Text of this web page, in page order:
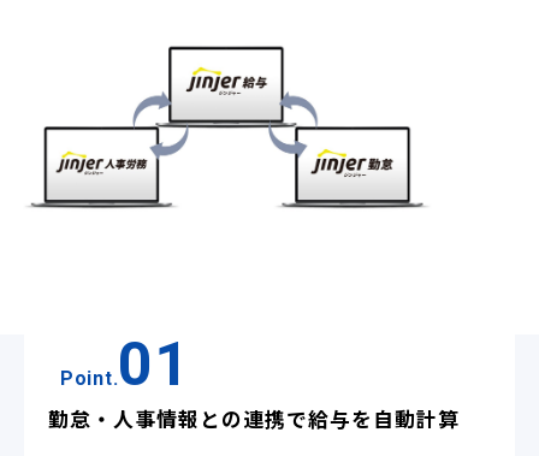
Point.01
勤怠・人事情報との連携で給与を自動計算